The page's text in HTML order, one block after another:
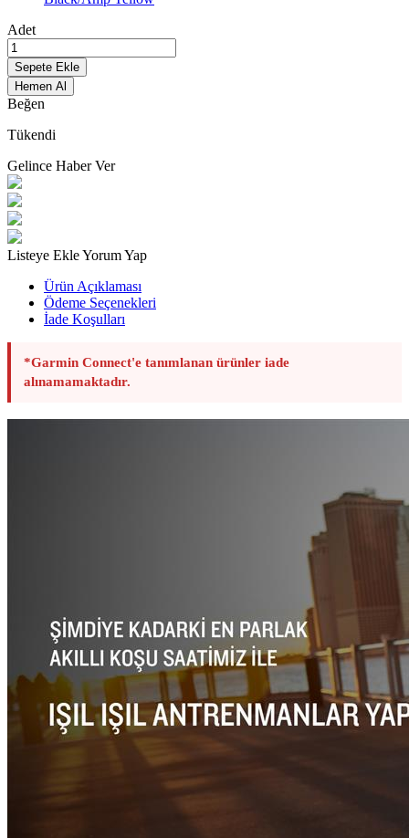
Adet
Sepete Ekle
Hemen Al
Beğen
Tükendi
Gelince Haber Ver
Listeye EkleYorum Yap
Ürün Açıklaması
Ödeme Seçenekleri
İade Koşulları
*Garmin Connect'e tanımlanan ürünler iade
alınamamaktadır.